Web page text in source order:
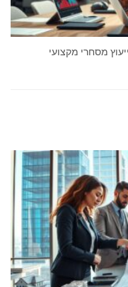
מסחרי מקצועי